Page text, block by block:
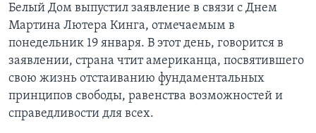
Белый Дом выпустил заявление в связи с Днем
Мартина Лютера Кинга, отмечаемым в
понедельник 19 января. В этот день, говорится в
заявлении, страна чтит американца, посвятившего
свою жизнь отстаиванию фундаментальных
принципов свободы, равенства возможностей и
справедливости для всех.